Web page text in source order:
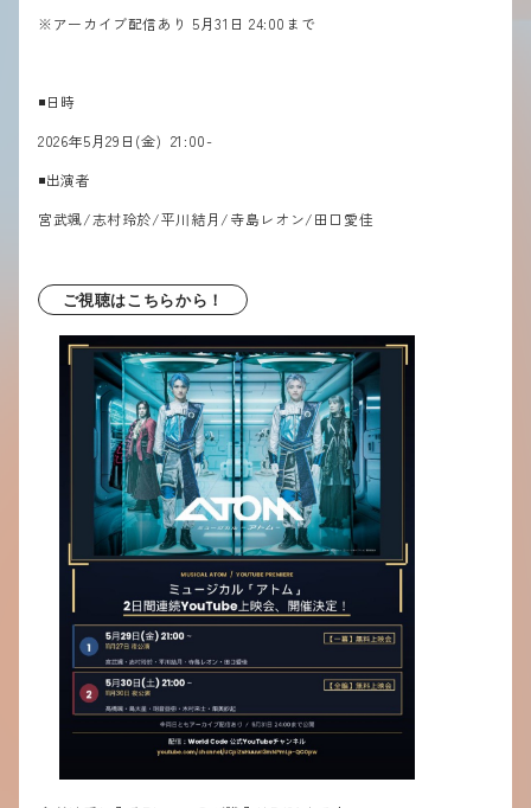
※アーカイブ配信あり 5月31日 24:00まで
◾️日時
2026年5月29日(金) 21:00-
◾️出演者
宮武颯/志村玲於/平川結月/寺島レオン/田口愛佳
ご視聴はこちらから！